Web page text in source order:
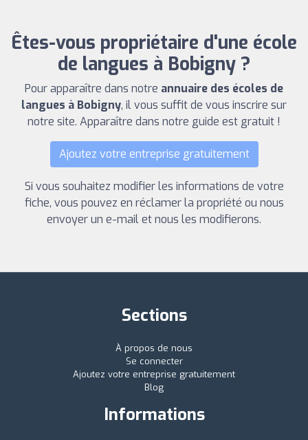
Êtes-vous propriétaire d'une école
de langues à Bobigny ?
Pour apparaître dans notre annuaire des écoles de
langues à Bobigny, il vous suffit de vous inscrire sur
notre site. Apparaître dans notre guide est gratuit !
Ajoutez votre entreprise gratuitement
Si vous souhaitez modifier les informations de votre
fiche, vous pouvez en réclamer la propriété ou nous
envoyer un e-mail et nous les modifierons.
Sections
À propos de nous
Se connecter
Ajoutez votre entreprise gratuitement
Blog
Informations